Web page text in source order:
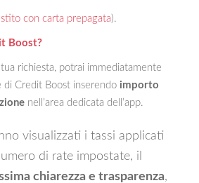
con carta prepagata).
Boost?
richiesta, potrai immediatamente
di Credit Boost inserendo importo
nell’area dedicata dell’app.
visualizzati i tassi applicati
di rate impostate, il
chiarezza e trasparenza,